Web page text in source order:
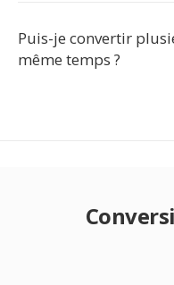
Puis-je convertir
même temps ?